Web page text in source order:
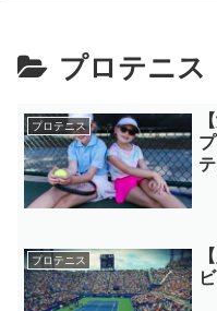
プロテニス
プロテニス
プロテニス